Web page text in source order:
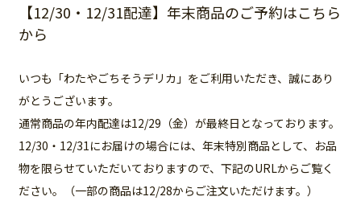
【12/30・12/31配達】年末商品のご予約はこちら
から
いつも「わたやごちそうデリカ」をご利用いただき、誠にあり
がとうございます。
通常商品の年内配達は12/29（金）が最終日となっております。
12/30・12/31にお届けの場合には、年末特別商品として、お品
物を限らせていただいておりますので、下記のURLからご覧く
ださい。（一部の商品は12/28からご注文いただけます。）